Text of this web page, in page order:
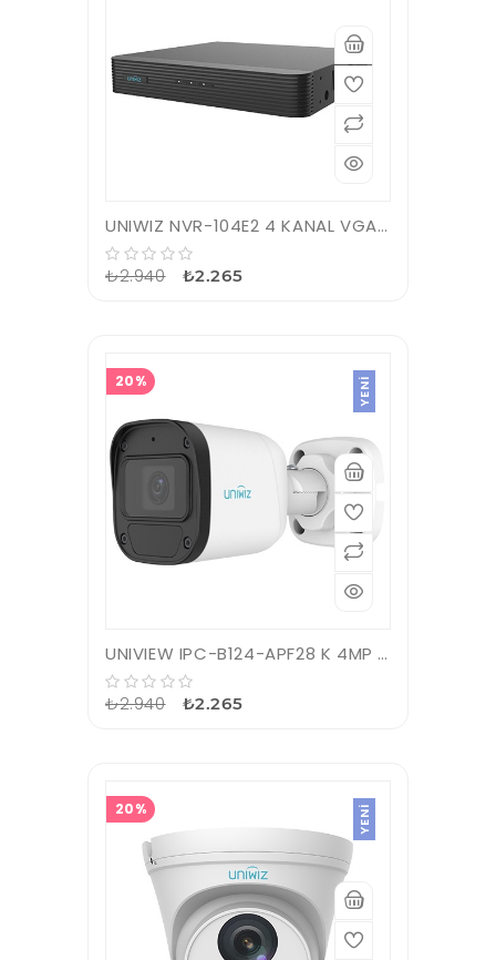
UNIWIZ NVR-104E2 4 KANAL VGA/HDMI H265 NVR KAYIT CİHAZI
₺2.940 ₺2.265
20% YENI
UNIVIEW IPC-B124-APF28 K 4MP 2.8MM 30MT H.265 IP67 IR BULLET IP KAMERA
₺2.940 ₺2.265
20% YENI